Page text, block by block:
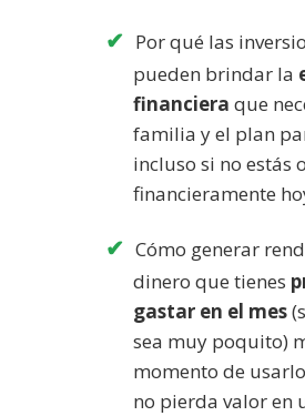
Por qué las
pueden brindar la
financiera que
familia y el plan
incluso si no estás
financieramente
Cómo generar
dinero que tienes
gastar en el mes
sea muy poquito)
momento de
no pierda valor en